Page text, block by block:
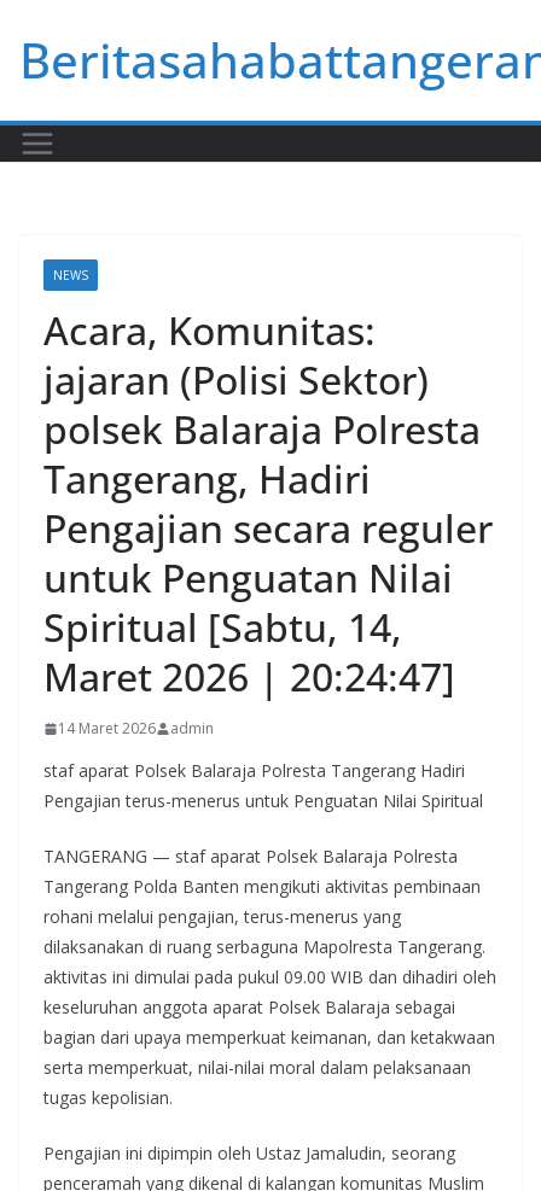
content
NEWS
Acara, Komunitas:
jajaran (Polisi Sektor)
polsek Balaraja Polresta
Tangerang, Hadiri
Pengajian secara reguler
untuk Penguatan Nilai
Spiritual [Sabtu, 14,
Maret 2026 | 20:24:47]
14 Maret 2026 admin
staf aparat Polsek Balaraja Polresta Tangerang Hadiri
Pengajian terus-menerus untuk Penguatan Nilai Spiritual
TANGERANG — staf aparat Polsek Balaraja Polresta
Tangerang Polda Banten mengikuti aktivitas pembinaan
rohani melalui pengajian, terus-menerus yang
dilaksanakan di ruang serbaguna Mapolresta Tangerang.
aktivitas ini dimulai pada pukul 09.00 WIB dan dihadiri oleh
keseluruhan anggota aparat Polsek Balaraja sebagai
bagian dari upaya memperkuat keimanan, dan ketakwaan
serta memperkuat, nilai-nilai moral dalam pelaksanaan
tugas kepolisian.
Pengajian ini dipimpin oleh Ustaz Jamaludin, seorang
penceramah yang dikenal di kalangan komunitas Muslim